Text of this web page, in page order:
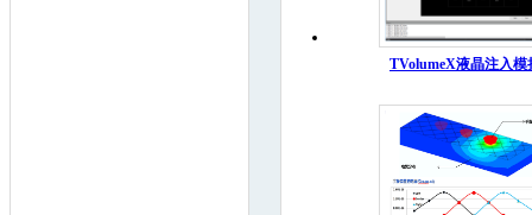
TVolumeX液晶注入模